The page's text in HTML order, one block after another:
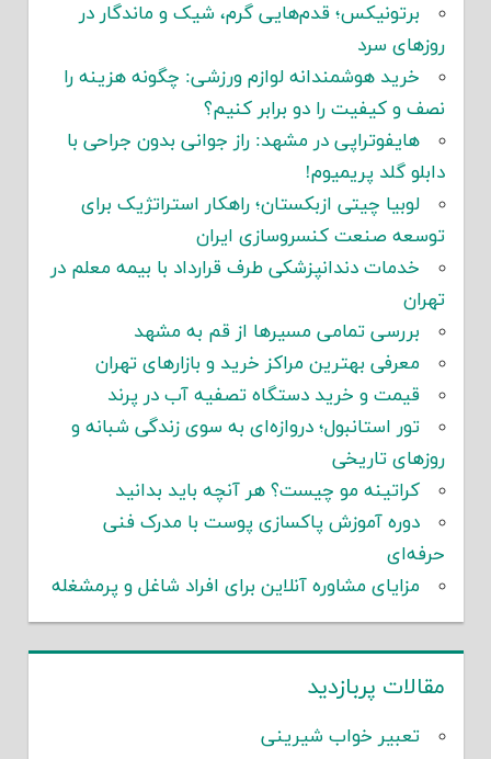
برتونیکس؛ قدم‌هایی گرم، شیک و ماندگار در
روزهای سرد
خرید هوشمندانه لوازم ورزشی: چگونه هزینه را
نصف و کیفیت را دو برابر کنیم؟
هایفوتراپی در مشهد: راز جوانی بدون جراحی با
دابلو گلد پریمیوم!
لوبیا چیتی ازبکستان؛ راهکار استراتژیک برای
توسعه صنعت کنسروسازی ایران
خدمات دندانپزشکی طرف قرارداد با بیمه معلم در
تهران
بررسی تمامی مسیرها از قم به مشهد
معرفی بهترین مراکز خرید و بازارهای تهران
قیمت و خرید دستگاه تصفیه آب در پرند
تور استانبول؛ دروازه‌ای به سوی زندگی شبانه و
روزهای تاریخی
کراتینه مو چیست؟ هر آنچه باید بدانید
دوره آموزش پاکسازی پوست با مدرک فنی
حرفه‌ای
مزایای مشاوره آنلاین برای افراد شاغل و پرمشغله
مقالات پربازدید
تعبیر خواب شیرینی